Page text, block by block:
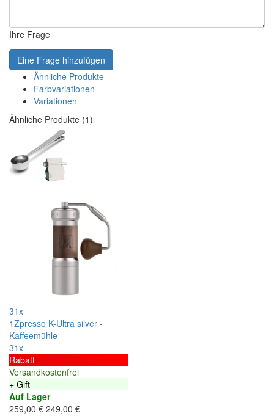
Ihre Frage
Eine Frage hinzufügen
Ähnliche Produkte
Farbvariationen
Variationen
Ähnliche Produkte (1)
31x
1Zpresso K-Ultra silver -
Kaffeemühle
31x
Rabatt
Versandkostenfrei
+ Gift
Auf Lager
259,00 € 249,00 €